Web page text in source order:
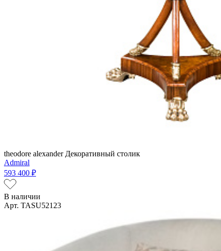
theodore alexander Декоративный столик
Admiral
593 400 ₽
В наличии
Арт. TASU52123